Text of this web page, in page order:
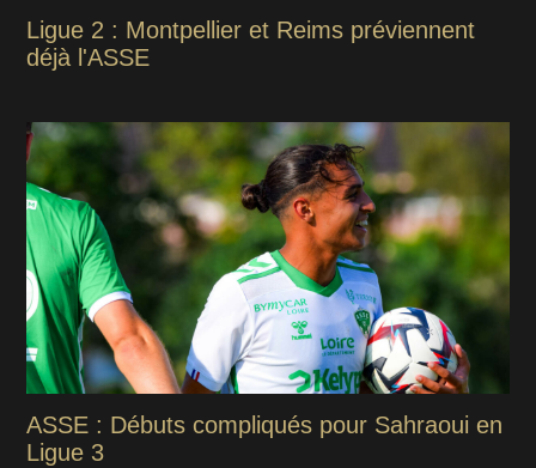
Ligue 2 : Montpellier et Reims préviennent
déjà l'ASSE
ASSE : Débuts compliqués pour Sahraoui en
Ligue 3